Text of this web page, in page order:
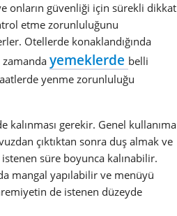
onların güvenliği için sürekli dikkat
etme zorunluluğunu
Otellerde konaklandığında
zamandayemeklerde belli
yenme zorunluluğu
gerekir. Genel kullanıma
çıktıktan sonra duş almak ve
süre boyunca kalınabilir.
mangal yapılabilir ve menüyü
de istenen düzeyde